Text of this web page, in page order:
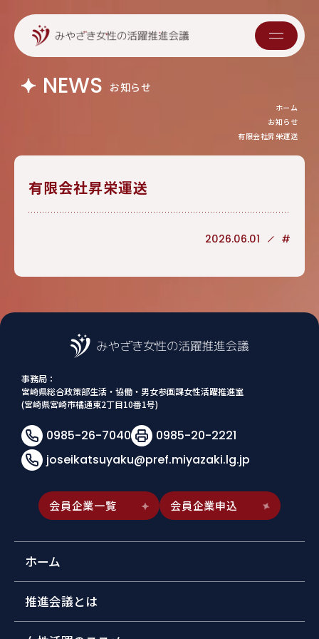
NEWS お知らせ
ホーム
お知らせ
有限会社昇栄運送
有限会社昇栄運送
2026.06.01 #
事務局：
宮崎県総合政策部生活・協働・男女参画課女性活躍推進室
(宮崎県宮崎市橘通東2丁目10番1号)
0985-26-7040
0985-20-2221
joseikatsuyaku@pref.miyazaki.lg.jp
会員企業一覧 会員企業申込
ホーム
推進会議とは